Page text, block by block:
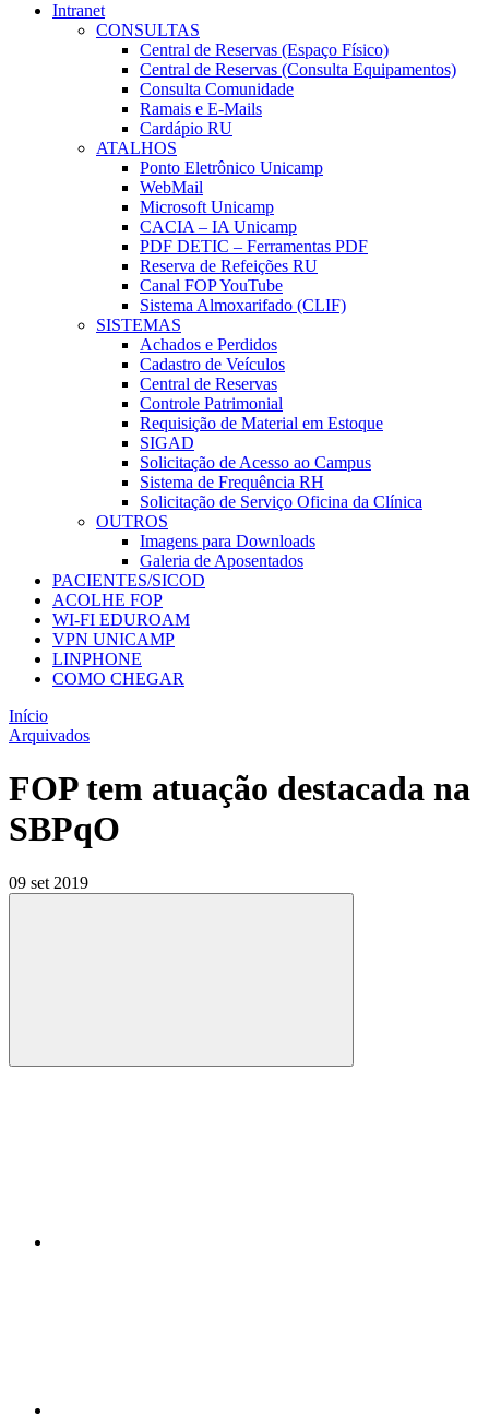
Intranet
CONSULTAS
Central de Reservas (Espaço Físico)
Central de Reservas (Consulta Equipamentos)
Consulta Comunidade
Ramais e E-Mails
Cardápio RU
ATALHOS
Ponto Eletrônico Unicamp
WebMail
Microsoft Unicamp
CACIA – IA Unicamp
PDF DETIC – Ferramentas PDF
Reserva de Refeições RU
Canal FOP YouTube
Sistema Almoxarifado (CLIF)
SISTEMAS
Achados e Perdidos
Cadastro de Veículos
Central de Reservas
Controle Patrimonial
Requisição de Material em Estoque
SIGAD
Solicitação de Acesso ao Campus
Sistema de Frequência RH
Solicitação de Serviço Oficina da Clínica
OUTROS
Imagens para Downloads
Galeria de Aposentados
PACIENTES/SICOD
ACOLHE FOP
WI-FI EDUROAM
VPN UNICAMP
LINPHONE
COMO CHEGAR
Início
Arquivados
FOP tem atuação destacada na
SBPqO
09 set 2019
Compartilhar